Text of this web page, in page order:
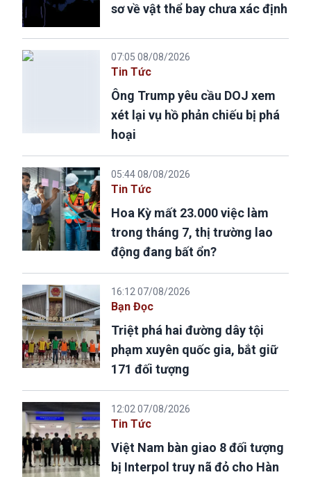
sơ về vật thể bay chưa xác định
07:05 08/08/2026
Tin Tức
Ông Trump yêu cầu DOJ xem
xét lại vụ hồ phản chiếu bị phá
hoại
05:44 08/08/2026
Tin Tức
Hoa Kỳ mất 23.000 việc làm
trong tháng 7, thị trường lao
động đang bất ổn?
16:12 07/08/2026
Bạn Đọc
Triệt phá hai đường dây tội
phạm xuyên quốc gia, bắt giữ
171 đối tượng
12:02 07/08/2026
Tin Tức
Việt Nam bàn giao 8 đối tượng
bị Interpol truy nã đỏ cho Hàn